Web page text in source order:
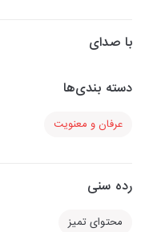
با صدای
دسته بندی‌ها
عرفان و معنویت
رده سنی
محتوای تمیز